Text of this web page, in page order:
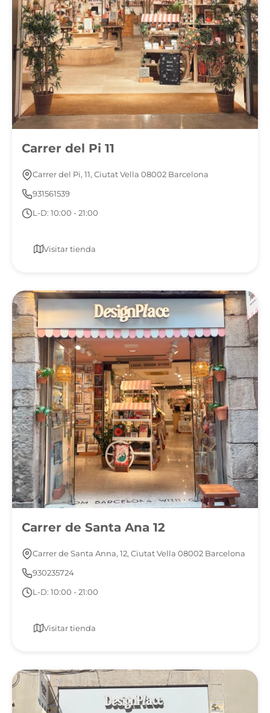
Carrer del Pi 11
Carrer del Pi, 11, Ciutat Vella 08002 Barcelona
931561539
L-D: 10:00 - 21:00
Visitar tienda
Carrer de Santa Ana 12
Carrer de Santa Anna, 12, Ciutat Vella 08002 Barcelona
930235724
L-D: 10:00 - 21:00
Visitar tienda